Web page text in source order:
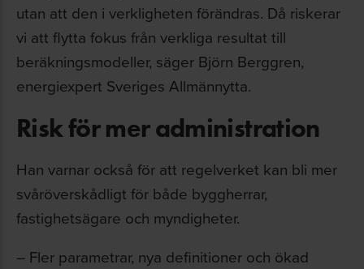
utan att den i verkligheten förändras. Då riskerar
vi att flytta fokus från verkliga resultat till
beräkningsmodeller, säger Björn Berggren,
energiexpert Sveriges Allmännytta.
Risk för mer administration
Han varnar också för att regelverket kan bli mer
svåröverskådligt för både byggherrar,
fastighetsägare och myndigheter.
– Fler parametrar, nya definitioner och ökad